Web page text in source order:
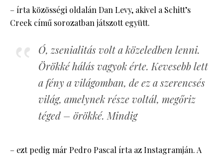
– írta közösségi oldalán Dan Levy, akivel a Schitt’s
Creek című sorozatban játszott együtt.
Ó, zsenialitás volt a közeledben lenni.
Örökké hálás vagyok érte. Kevesebb lett
a fény a világomban, de ez a szerencsés
világ, amelynek része voltál, megőriz
téged – örökké. Mindig
– ezt pedig már Pedro Pascal írta az Instagramján. A